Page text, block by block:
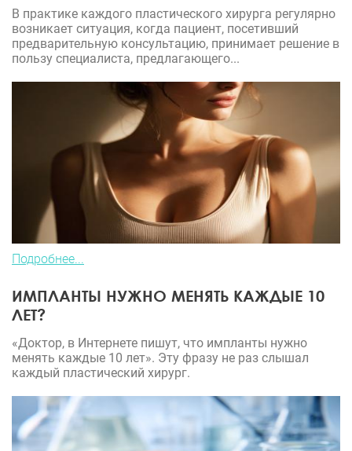
В практике каждого пластического хирурга регулярно
возникает ситуация, когда пациент, посетивший
предварительную консультацию, принимает решение в
пользу специалиста, предлагающего...
Подробнее...
ИМПЛАНТЫ НУЖНО МЕНЯТЬ КАЖДЫЕ 10
ЛЕТ?
«Доктор, в Интернете пишут, что импланты нужно
менять каждые 10 лет». Эту фразу не раз слышал
каждый пластический хирург.